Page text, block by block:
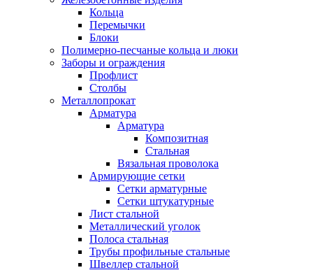
Кольца
Перемычки
Блоки
Полимерно-песчаные кольца и люки
Заборы и ограждения
Профлист
Столбы
Металлопрокат
Арматура
Арматура
Композитная
Стальная
Вязальная проволока
Армирующие сетки
Сетки арматурные
Сетки штукатурные
Лист стальной
Металлический уголок
Полоса стальная
Трубы профильные стальные
Швеллер стальной